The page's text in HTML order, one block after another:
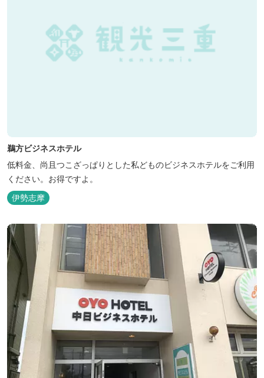
鵜方ビジネスホテル
低料金、尚且つこざっぱりとした私どものビジネスホテルをご利用
ください。お得ですよ。
伊勢志摩